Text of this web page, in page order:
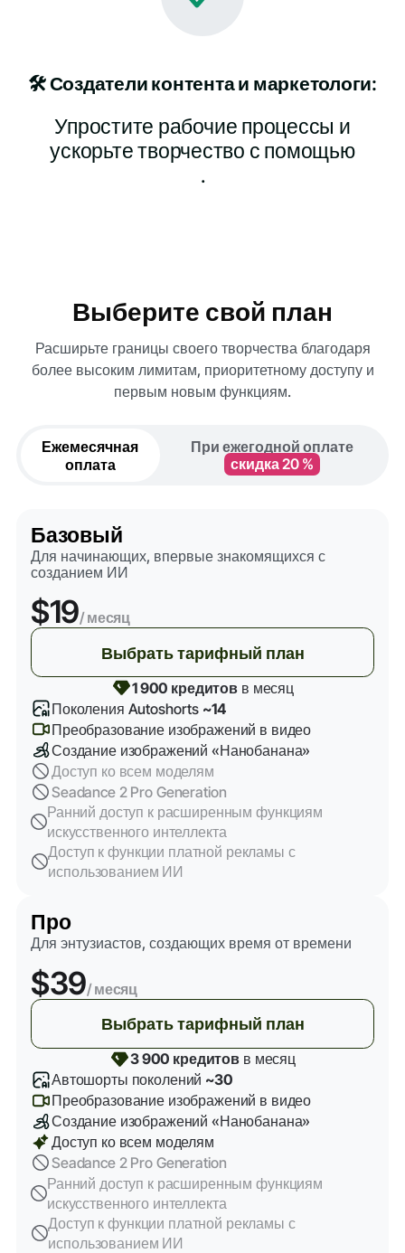
🛠️ Создатели контента и маркетологи:
Упростите рабочие процессы и
ускорьте творчество с помощью
.
Выберите свой план
Расширьте границы своего творчества благодаря
более высоким лимитам, приоритетному доступу и
первым новым функциям.
Ежемесячная
оплата
При ежегодной оплате
скидка 20 %
Базовый
Для начинающих, впервые знакомящихся с
созданием ИИ
$19/ месяц
Выбрать тарифный план
1 900 кредитов в месяц
Поколения Autoshorts ~14
Преобразование изображений в видео
Создание изображений «Нанобанана»
Доступ ко всем моделям
Seadance 2 Pro Generation
Ранний доступ к расширенным функциям
искусственного интеллекта
Доступ к функции платной рекламы с
использованием ИИ
Про
Для энтузиастов, создающих время от времени
$39/ месяц
Выбрать тарифный план
3 900 кредитов в месяц
Автошорты поколений ~30
Преобразование изображений в видео
Создание изображений «Нанобанана»
Доступ ко всем моделям
Seadance 2 Pro Generation
Ранний доступ к расширенным функциям
искусственного интеллекта
Доступ к функции платной рекламы с
использованием ИИ